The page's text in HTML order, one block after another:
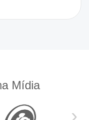
Mídia
›